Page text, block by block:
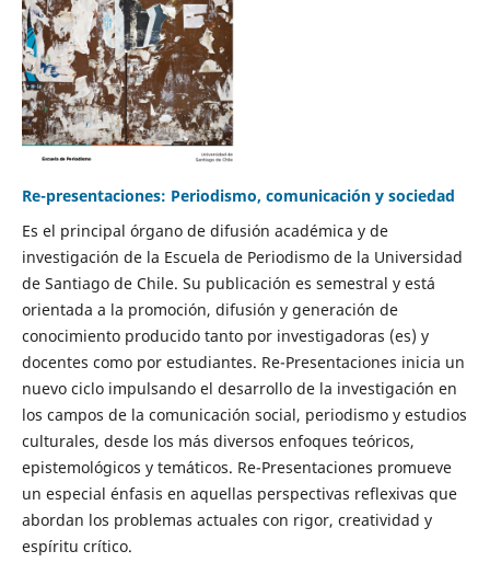
Re-presentaciones: Periodismo, comunicación y sociedad
Es el principal órgano de difusión académica y de
investigación de la Escuela de Periodismo de la Universidad
de Santiago de Chile. Su publicación es semestral y está
orientada a la promoción, difusión y generación de
conocimiento producido tanto por investigadoras (es) y
docentes como por estudiantes. Re-Presentaciones inicia un
nuevo ciclo impulsando el desarrollo de la investigación en
los campos de la comunicación social, periodismo y estudios
culturales, desde los más diversos enfoques teóricos,
epistemológicos y temáticos. Re-Presentaciones promueve
un especial énfasis en aquellas perspectivas reflexivas que
abordan los problemas actuales con rigor, creatividad y
espíritu crítico.